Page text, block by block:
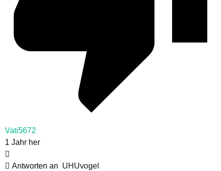
Vati5672
1 Jahr her
Antworten an UHUvogel